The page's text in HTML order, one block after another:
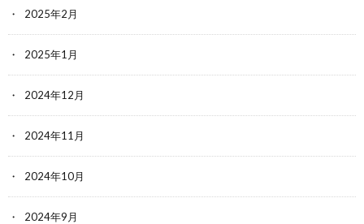
2025年2月
2025年1月
2024年12月
2024年11月
2024年10月
2024年9月